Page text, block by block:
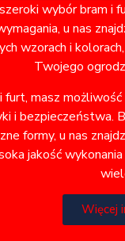
wybór bram i
u nas
wzorach i
Twojego
furt, masz
i bezpieczeństwa.
formy, u nas
jakość
Więcej